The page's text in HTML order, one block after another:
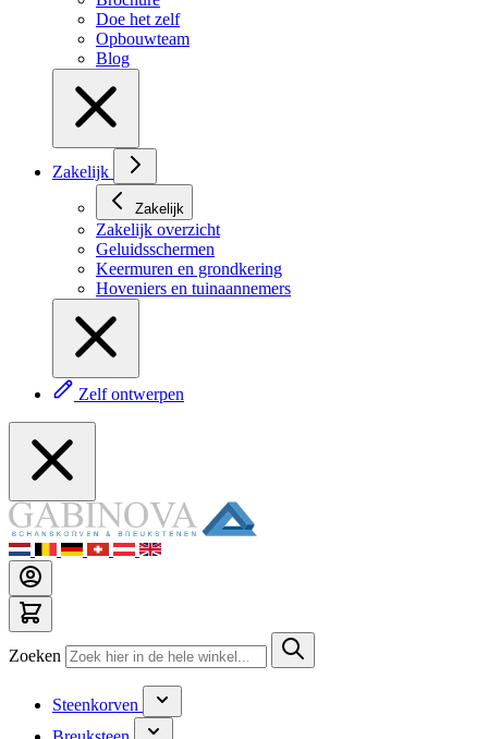
Doe het zelf
Opbouwteam
Blog
Zakelijk
Zakelijk
Zakelijk overzicht
Geluidsschermen
Keermuren en grondkering
Hoveniers en tuinaannemers
Zelf ontwerpen
Zoeken
Steenkorven